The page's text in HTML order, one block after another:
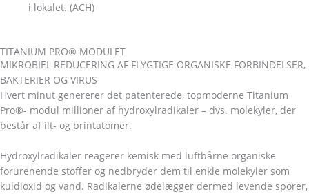
i lokalet. (ACH)
TITANIUM PRO® MODULET
MIKROBIEL REDUCERING AF FLYGTIGE ORGANISKE FORBINDELSER,
BAKTERIER OG VIRUS
Hvert minut genererer det patenterede, topmoderne Titanium
Pro®- modul millioner af hydroxylradikaler – dvs. molekyler, der
består af ilt- og brintatomer.
Hydroxylradikaler reagerer kemisk med luftbårne organiske
forurenende stoffer og nedbryder dem til enkle molekyler som
kuldioxid og vand. Radikalerne ødelægger dermed levende sporer,